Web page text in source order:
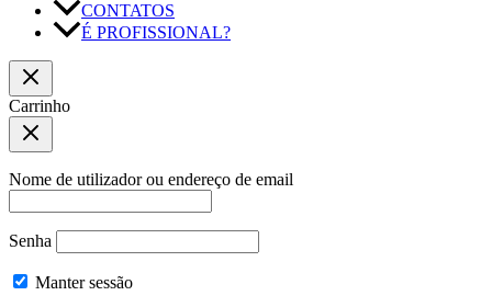
CONTATOS
É PROFISSIONAL?
Carrinho
Nome de utilizador ou endereço de email
Senha
Manter sessão